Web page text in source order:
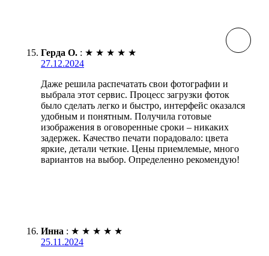
Герда О. : ★ ★ ★ ★ ★
27.12.2024
Даже решила распечатать свои фотографии и
выбрала этот сервис. Процесс загрузки фоток
было сделать легко и быстро, интерфейс оказался
удобным и понятным. Получила готовые
изображения в оговоренные сроки – никаких
задержек. Качество печати порадовало: цвета
яркие, детали четкие. Цены приемлемые, много
вариантов на выбор. Определенно рекомендую!
Инна : ★ ★ ★ ★ ★
25.11.2024